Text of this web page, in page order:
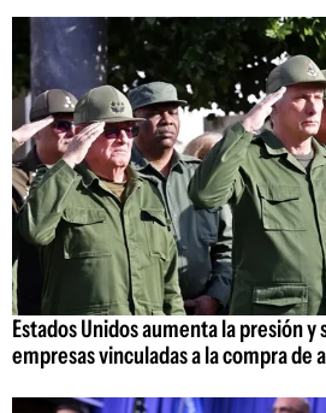
Estados Unidos aumenta la presión
empresas vinculadas a la compra de